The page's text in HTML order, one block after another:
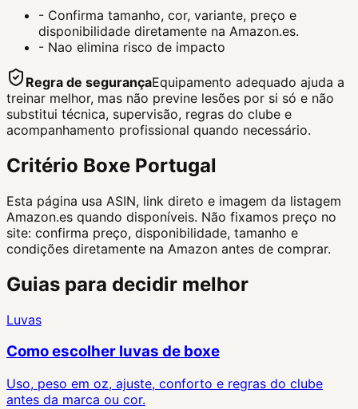
- Confirma tamanho, cor, variante, preço e
disponibilidade diretamente na Amazon.es.
- Nao elimina risco de impacto
Regra de segurançaEquipamento adequado ajuda a
treinar melhor, mas não previne lesões por si só e não
substitui técnica, supervisão, regras do clube e
acompanhamento profissional quando necessário.
Critério Boxe Portugal
Esta página usa ASIN, link direto e imagem da listagem
Amazon.es quando disponíveis. Não fixamos preço no
site: confirma preço, disponibilidade, tamanho e
condições diretamente na Amazon antes de comprar.
Guias para decidir melhor
Luvas
Como escolher luvas de boxe
Uso, peso em oz, ajuste, conforto e regras do clube
antes da marca ou cor.